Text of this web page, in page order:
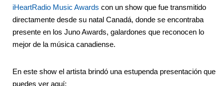
iHeartRadio Music Awards con un show que fue transmitido
directamente desde su natal Canadá, donde se encontraba
presente en los Juno Awards, galardones que reconocen lo
mejor de la música canadiense.
En este show el artista brindó una estupenda presentación que
puedes ver aquí: